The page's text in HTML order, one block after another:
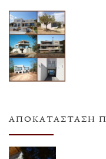
ΑΠΟΚΑΤΆΣΤΑΣΗ